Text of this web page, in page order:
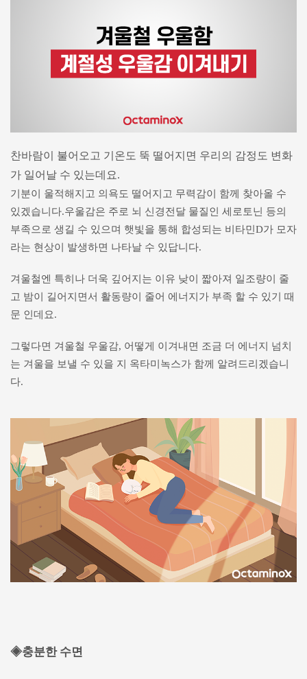
찬바람이 불어오고 기온도 뚝 떨어지면 우리의 감정도 변화
가 일어날 수 있는데요.
기분이 울적해지고 의욕도 떨어지고 무력감이 함께 찾아올 수
있겠습니다.우울감은 주로 뇌 신경전달 물질인 세로토닌 등의
부족으로 생길 수 있으며 햇빛을 통해 합성되는 비타민D가 모자
라는 현상이 발생하면 나타날 수 있답니다.
겨울철엔 특히나 더욱 깊어지는 이유 낮이 짧아져 일조량이 줄
고 밤이 길어지면서 활동량이 줄어 에너지가 부족 할 수 있기 때
문 인데요.
그렇다면 겨울철 우울감, 어떻게 이겨내면 조금 더 에너지 넘치
는 겨울을 보낼 수 있을 지 옥타미녹스가 함께 알려드리겠습니
다.
◈충분한 수면